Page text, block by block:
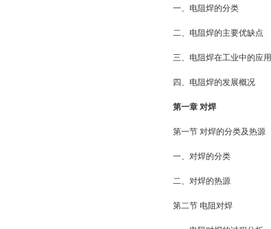
一、电阻焊的分类
二、电阻焊的主要优缺点
三、电阻焊在工业中的应用
四、电阻焊的发展概况
第一章 对焊
第一节 对焊的分类及热源
一、对焊的分类
二、对焊的热源
第二节 电阻对焊